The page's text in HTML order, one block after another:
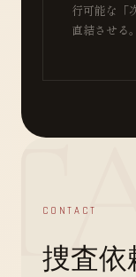
行可能な「
直結させる。
CONTACT
捜査依